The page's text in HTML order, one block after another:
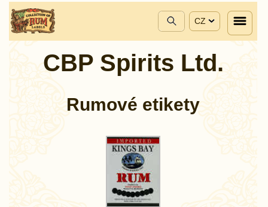
CZ
CBP Spirits Ltd.
Rumové etikety